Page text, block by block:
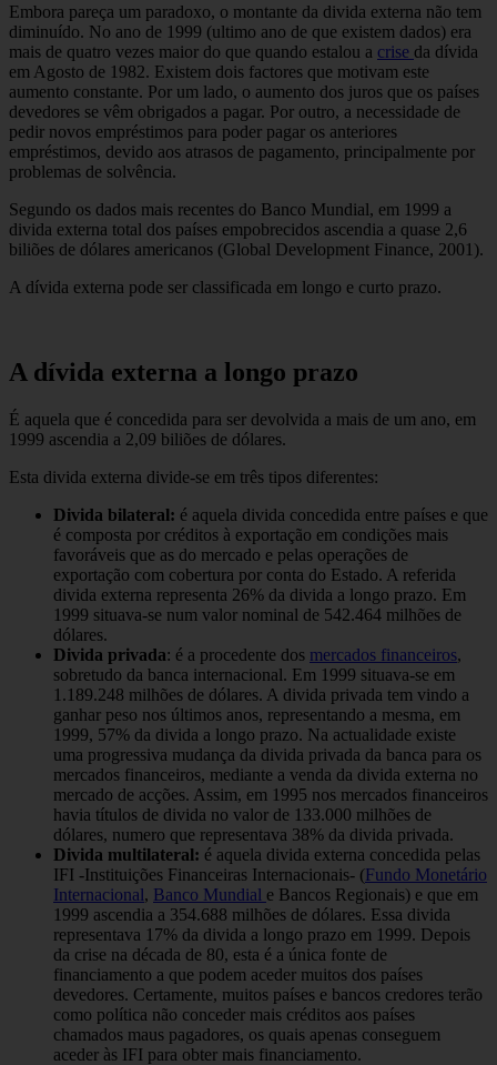
Embora pareça um paradoxo, o montante da divida externa não tem
diminuído. No ano de 1999 (ultimo ano de que existem dados) era
mais de quatro vezes maior do que quando estalou a crise da dívida
em Agosto de 1982. Existem dois factores que motivam este
aumento constante. Por um lado, o aumento dos juros que os países
devedores se vêm obrigados a pagar. Por outro, a necessidade de
pedir novos empréstimos para poder pagar os anteriores
empréstimos, devido aos atrasos de pagamento, principalmente por
problemas de solvência.
Segundo os dados mais recentes do Banco Mundial, em 1999 a
divida externa total dos países empobrecidos ascendia a quase 2,6
biliões de dólares americanos (Global Development Finance, 2001).
A dívida externa pode ser classificada em longo e curto prazo.
A dívida externa a longo prazo
É aquela que é concedida para ser devolvida a mais de um ano, em
1999 ascendia a 2,09 biliões de dólares.
Esta divida externa divide-se em três tipos diferentes:
Divida bilateral: é aquela divida concedida entre países e que
é composta por créditos à exportação em condições mais
favoráveis que as do mercado e pelas operações de
exportação com cobertura por conta do Estado. A referida
divida externa representa 26% da divida a longo prazo. Em
1999 situava-se num valor nominal de 542.464 milhões de
dólares.
Divida privada: é a procedente dos mercados financeiros,
sobretudo da banca internacional. Em 1999 situava-se em
1.189.248 milhões de dólares. A divida privada tem vindo a
ganhar peso nos últimos anos, representando a mesma, em
1999, 57% da divida a longo prazo. Na actualidade existe
uma progressiva mudança da divida privada da banca para os
mercados financeiros, mediante a venda da divida externa no
mercado de acções. Assim, em 1995 nos mercados financeiros
havia títulos de divida no valor de 133.000 milhões de
dólares, numero que representava 38% da divida privada.
Divida multilateral: é aquela divida externa concedida pelas
IFI -Instituições Financeiras Internacionais- (Fundo Monetário
Internacional, Banco Mundial e Bancos Regionais) e que em
1999 ascendia a 354.688 milhões de dólares. Essa divida
representava 17% da divida a longo prazo em 1999. Depois
da crise na década de 80, esta é a única fonte de
financiamento a que podem aceder muitos dos países
devedores. Certamente, muitos países e bancos credores terão
como política não conceder mais créditos aos países
chamados maus pagadores, os quais apenas conseguem
aceder às IFI para obter mais financiamento.